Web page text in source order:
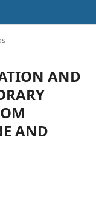
AND
AND